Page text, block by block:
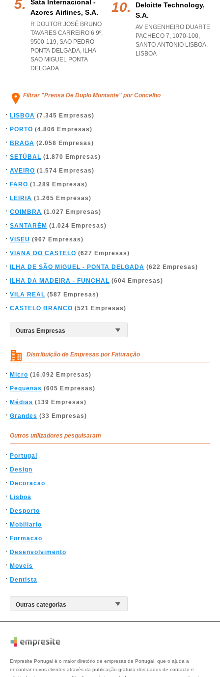
Sata Internacional -
Azores Airlines, S.a.
R DOUTOR JOSÉ BRUNO
TAVARES CARREIRO 6 9º,
9500-119, SAO PEDRO
PONTA DELGADA, ILHA
SAO MIGUEL PONTA
DELGADA
Deloitte Technology,
S.a.
AV ENGENHEIRO DUARTE
PACHECO 7, 1070-100,
SANTO ANTONIO LISBOA,
LISBOA
Filtrar "Prensa De Duplo Montante" por Concelho
LISBOA (7.345 Empresas)
PORTO (4.806 Empresas)
BRAGA (2.058 Empresas)
SETÚBAL (1.870 Empresas)
AVEIRO (1.574 Empresas)
FARO (1.289 Empresas)
LEIRIA (1.265 Empresas)
COIMBRA (1.027 Empresas)
SANTARÉM (1.024 Empresas)
VISEU (967 Empresas)
VIANA DO CASTELO (627 Empresas)
ILHA DE SÃO MIGUEL - PONTA DELGADA (622 Empresas)
ILHA DA MADEIRA - FUNCHAL (604 Empresas)
VILA REAL (587 Empresas)
CASTELO BRANCO (521 Empresas)
Distribuição de Empresas por Faturação
Micro (16.092 Empresas)
Pequenas (605 Empresas)
Médias (139 Empresas)
Grandes (33 Empresas)
Outros utilizadores pesquisaram
Portugal
Design
Decoracao
Lisboa
Desporto
Mobiliario
Formacao
Desenvolvimento
Moveis
Dentista
Empresite Portugal é o maior diretório de empresas de Portugal, que o ajuda a
encontrar novos clientes através da publicação gratuita dos dados de contacto e